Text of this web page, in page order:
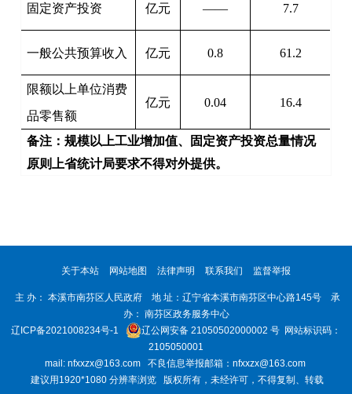
固定资产投资 亿元 —— 7.7
一般公共预算收入 亿元 0.8 61.2
限额以上单位消费
品零售额
亿元 0.04 16.4
备注：规模以上工业增加值、固定资产投资总量情况
原则上省统计局要求不得对外提供。
关于本站 网站地图 法律声明 联系我们 监督举报
主 办： 本溪市南芬区人民政府 地 址：辽宁省本溪市南芬区中心路145号 承
办： 南芬区政务服务中心
辽ICP备2021008234号-1
辽公网安备 21050502000002 号 网站标识码：
2105050001
mail: nfxxzx@163.com 不良信息举报邮箱：nfxxzx@163.com
建议用1920*1080 分辨率浏览 版权所有，未经许可，不得复制、转载